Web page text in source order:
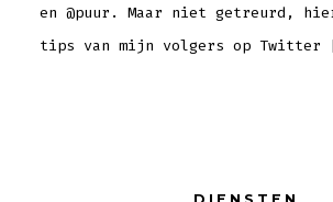
en @puur. Maar niet getreurd,
tips van mijn volgers op Twitter